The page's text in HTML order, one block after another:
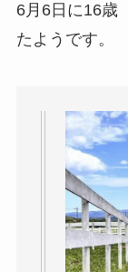
6月6日に16歳
たようです。